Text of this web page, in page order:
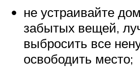
не устраивайте
забытых вещей,
выбросить все
освободить место;